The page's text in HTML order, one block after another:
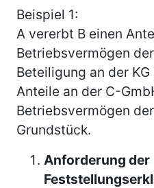
Beispiel 1:
A vererbt B einen
Betriebsvermögen
Beteiligung an der KG
Anteile an der C-
Betriebsvermögen
Grundstück.
Anforderung der